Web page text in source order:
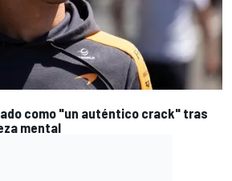
como "un auténtico crack" tras
mental